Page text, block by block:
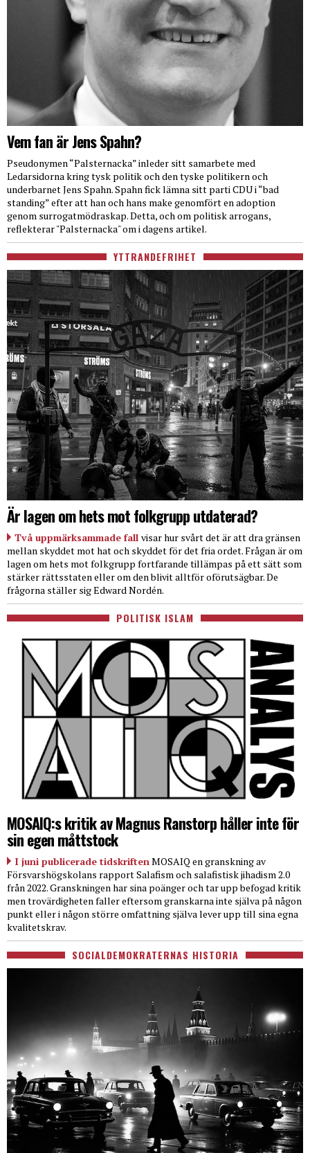
Vem fan är Jens Spahn?
Pseudonymen “Palsternacka” inleder sitt samarbete med
Ledarsidorna kring tysk politik och den tyske politikern och
underbarnet Jens Spahn. Spahn fick lämna sitt parti CDU i “bad
standing” efter att han och hans make genomfört en adoption
genom surrogatmödraskap. Detta, och om politisk arrogans,
reflekterar "Palsternacka" om i dagens artikel.
YTTRANDEFRIHET
Är lagen om hets mot folkgrupp utdaterad?
Två uppmärksammade fall visar hur svårt det är att dra gränsen
mellan skyddet mot hat och skyddet för det fria ordet. Frågan är om
lagen om hets mot folkgrupp fortfarande tillämpas på ett sätt som
stärker rättsstaten eller om den blivit alltför oförutsägbar. De
frågorna ställer sig Edward Nordén.
POLITISK ISLAM
MOSAIQ:s kritik av Magnus Ranstorp håller inte för
sin egen måttstock
I juni publicerade tidskriftenMOSAIQ en granskning av
Försvarshögskolans rapport Salafism och salafistisk jihadism 2.0
från 2022. Granskningen har sina poänger och tar upp befogad kritik
men trovärdigheten faller eftersom granskarna inte själva på någon
punkt eller i någon större omfattning själva lever upp till sina egna
kvalitetskrav.
SOCIALDEMOKRATERNAS HISTORIA